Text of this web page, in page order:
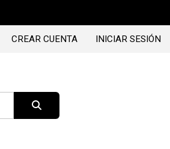
CREAR CUENTA INICIAR SESIÓN